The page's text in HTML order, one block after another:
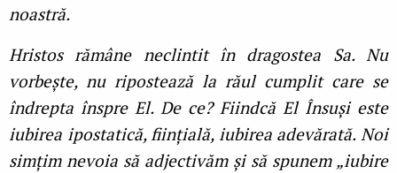
noastră.
Hristos rămâne neclintit în dragostea Sa. Nu
vorbește, nu ripostează la răul cumplit care se
îndrepta înspre El. De ce? Fiindcă El Însuși este
iubirea ipostatică, ființială, iubirea adevărată. Noi
simțim nevoia să adjectivăm și să spunem „iubire